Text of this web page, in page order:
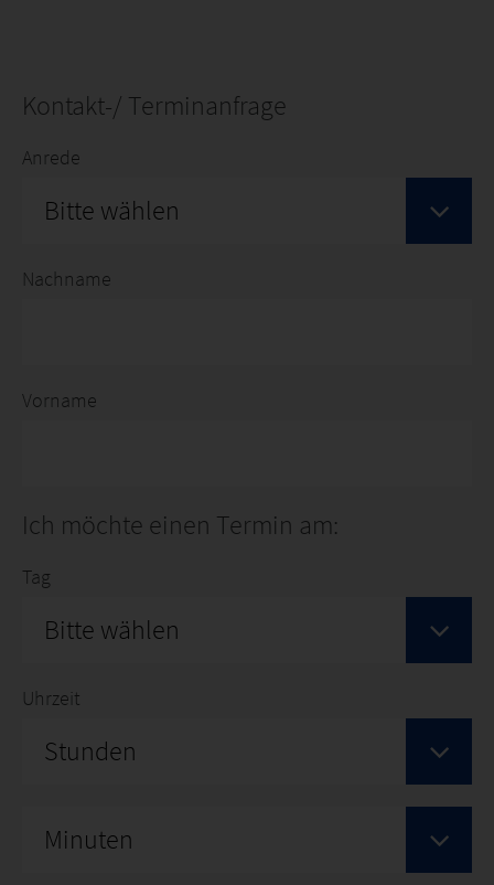
Kontakt-/ Terminanfrage
Anrede
Bitte wählen
Nachname
Vorname
Ich möchte einen Termin am:
Tag
Bitte wählen
Uhrzeit
Stunden
Minuten